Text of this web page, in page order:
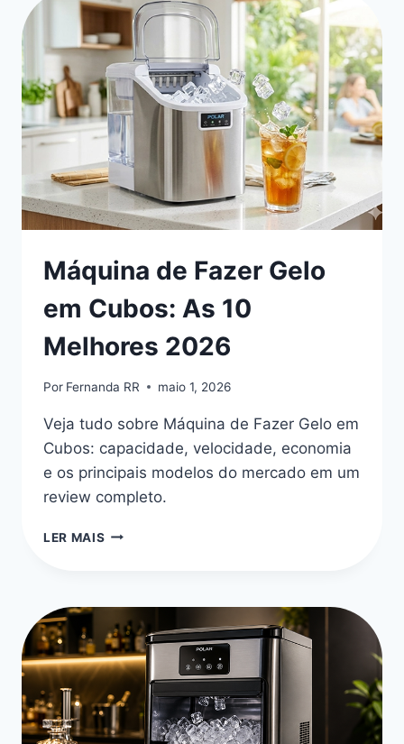
BOA:
REVIEW
COMPLETO
2026
Máquina de Fazer Gelo
em Cubos: As 10
Melhores 2026
Por Fernanda RR maio 1, 2026
Veja tudo sobre Máquina de Fazer Gelo em
Cubos: capacidade, velocidade, economia
e os principais modelos do mercado em um
review completo.
LER MAIS MÁQUINA
EM
CUBOS:
AS
10
MELHORES
2026